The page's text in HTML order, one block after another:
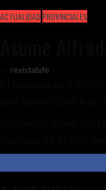
ACTUALIDAD PROVINCIALES
revistabife